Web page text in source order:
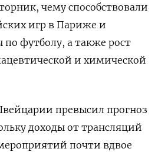
чему способствовали
игр в Париже и
футболу, а также рост
и химической
превысил прогноз
доходы от трансляций
почти вдвое